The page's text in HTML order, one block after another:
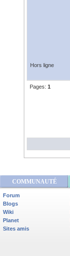
Hors ligne
Pages: 1
COMMUNAUTÉ
Forum
Blogs
Wiki
Planet
Sites amis